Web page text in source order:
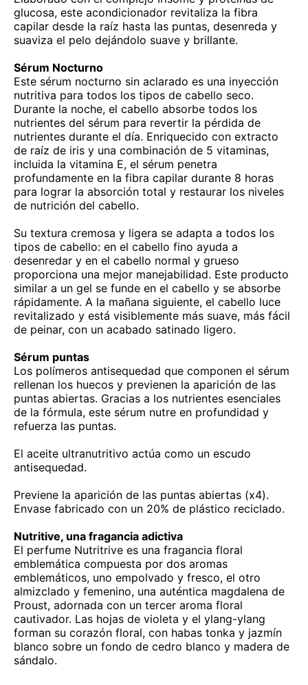
glucosa, este acondicionador revitaliza la fibra
capilar desde la raíz hasta las puntas, desenreda y
suaviza el pelo dejándolo suave y brillante.
Sérum Nocturno
Este sérum nocturno sin aclarado es una inyección
nutritiva para todos los tipos de cabello seco.
Durante la noche, el cabello absorbe todos los
nutrientes del sérum para revertir la pérdida de
nutrientes durante el día. Enriquecido con extracto
de raíz de iris y una combinación de 5 vitaminas,
incluida la vitamina E, el sérum penetra
profundamente en la fibra capilar durante 8 horas
para lograr la absorción total y restaurar los niveles
de nutrición del cabello.
Su textura cremosa y ligera se adapta a todos los
tipos de cabello: en el cabello fino ayuda a
desenredar y en el cabello normal y grueso
proporciona una mejor manejabilidad. Este producto
similar a un gel se funde en el cabello y se absorbe
rápidamente. A la mañana siguiente, el cabello luce
revitalizado y está visiblemente más suave, más fácil
de peinar, con un acabado satinado ligero.
Sérum puntas
Los polímeros antisequedad que componen el sérum
rellenan los huecos y previenen la aparición de las
puntas abiertas. Gracias a los nutrientes esenciales
de la fórmula, este sérum nutre en profundidad y
refuerza las puntas.
El aceite ultranutritivo actúa como un escudo
antisequedad.
Previene la aparición de las puntas abiertas (x4).
Envase fabricado con un 20% de plástico reciclado.
Nutritive, una fragancia adictiva
El perfume Nutritrive es una fragancia floral
emblemática compuesta por dos aromas
emblemáticos, uno empolvado y fresco, el otro
almizclado y femenino, una auténtica magdalena de
Proust, adornada con un tercer aroma floral
cautivador. Las hojas de violeta y el ylang-ylang
forman su corazón floral, con habas tonka y jazmín
blanco sobre un fondo de cedro blanco y madera de
sándalo.